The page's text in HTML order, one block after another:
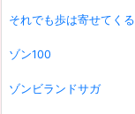
それでも歩は寄せてくる
ゾン100
ゾンビランドサガ